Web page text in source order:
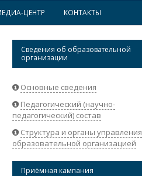
ЦЕНТР
НОВОСТИ
СТУДЕНТАМ
НАУКА
КОНТАКТЫ
Сведения об образовательной
организации
Основные сведения
Педагогический (научно-
педагогический) состав
Структура и органы управления
образовательной организацией
Приёмная кампания